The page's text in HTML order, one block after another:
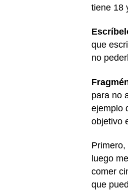
tiene 18
que
no
para no
ejemplo
objetivo
luego
comer
que